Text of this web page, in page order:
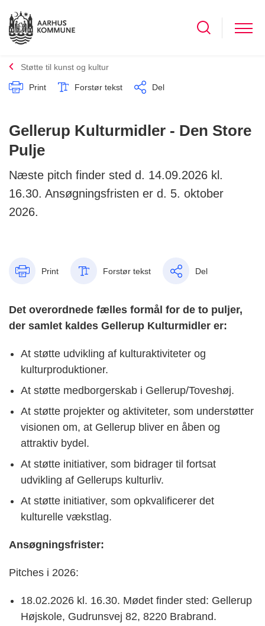
Støtte til kunst og kultur
Print Forstør tekst Del
Gellerup Kulturmidler - Den Store
Pulje
Næste pitch finder sted d. 14.09.2026 kl.
16.30. Ansøgningsfristen er d. 5. oktober
2026.
Print Forstør tekst Del
Det overordnede fælles formål for de to puljer,
der samlet kaldes Gellerup Kulturmidler er:
At støtte udvikling af kulturaktiviteter og
kulturproduktioner.
At støtte medborgerskab i Gellerup/Toveshøj.
At støtte projekter og aktiviteter, som understøtter
visionen om, at Gellerup bliver en åben og
attraktiv bydel.
At støtte initiativer, som bidrager til fortsat
udvikling af Gellerups kulturliv.
At støtte initiativer, som opkvalificerer det
kulturelle vækstlag.
Ansøgningsfrister:
Pitches i 2026:
18.02.2026 kl. 16.30. Mødet finder sted: Gellerup
Højskole, Gudrunsvej 82, 8220 Brabrand.